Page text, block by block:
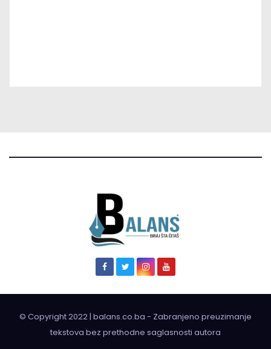
© Copyright 2022 | balans.co.ba - Zabranjeno preuzimanje
tekstova bez prethodne saglasnosti autora